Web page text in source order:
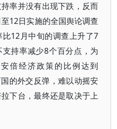
率并没有出现下跌，反而
12日实施的全国舆论调查
12月中旬的调查上升了7
持率减少8个百分点，为
倍经济政策的比例达到
的外交反弹，难以动摇安
下台，最终还是取决于上